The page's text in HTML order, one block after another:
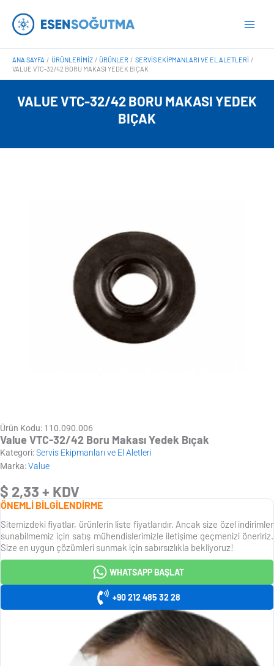
atla
ANA SAYFA ÜRÜNLERIMIZ ÜRÜNLER
SERVIS EKIPMANLARI VE EL ALETLERI
VALUE VTC-32/42 BORU MAKASI YEDEK BIÇAK
VALUE VTC-32/42 BORU MAKASI YEDEK
BIÇAK
Ürün Kodu: 110.090.006
Value VTC-32/42 Boru Makası Yedek Bıçak
Kategori:Servis Ekipmanları ve El Aletleri
Marka:Value
$ 2,33 + KDV
ÖNEMLİ BİLGİLENDİRME
Sitemizdeki fiyatlar, ürünlerin liste fiyatlarıdır. Ancak size özel indirimler
sunabilmemiz için satış mühendislerimizle iletişime geçmenizi öneririz.
Size en uygun çözümleri sunmak için sabırsızlıkla bekliyoruz!
WHATSAPP BAŞLAT
+90 212 485 32 28